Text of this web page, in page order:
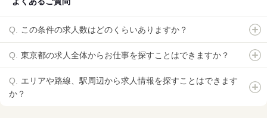
この条件の求人数はどのくらいありますか？
東京都の求人全体からお仕事を探すことはできますか？
エリアや路線、駅周辺から求人情報を探すことはできます
か？